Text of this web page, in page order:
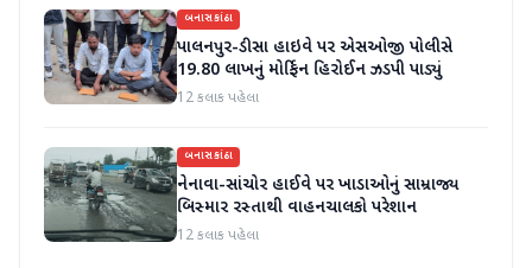
બનાસકાંઠા
પાલનપુર-ડીસા હાઇવે પર એસઓજી પોલીસે
19.80 લાખનું મોર્ફિન હિરોઈન ઝડપી પાડ્યું
12 કલાક પહેલા
બનાસકાંઠા
નેનાવા-સાંચોર હાઈવે પર ખાડાઓનું સામ્રાજ્ય
બિસ્માર રસ્તાથી વાહનચાલકો પરેશાન
12 કલાક પહેલા